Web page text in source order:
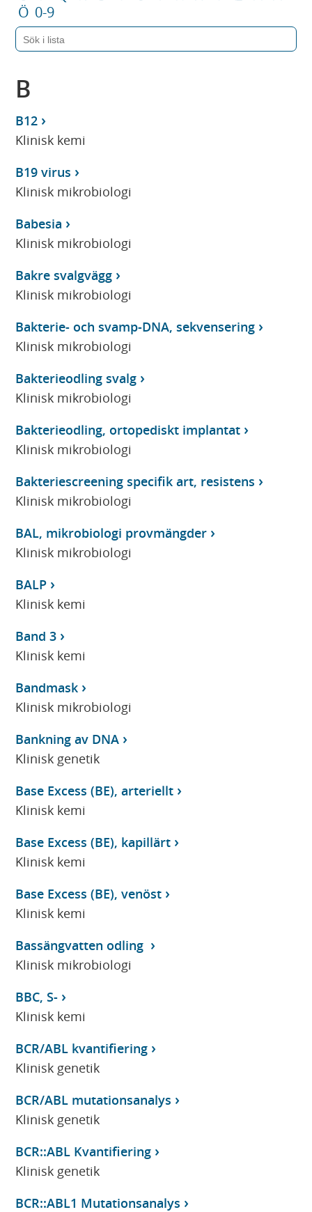
Ö 0-9
B
B12
Klinisk kemi
B19 virus
Klinisk mikrobiologi
Babesia
Klinisk mikrobiologi
Bakre svalgvägg
Klinisk mikrobiologi
Bakterie- och svamp-DNA, sekvensering
Klinisk mikrobiologi
Bakterieodling svalg
Klinisk mikrobiologi
Bakterieodling, ortopediskt implantat
Klinisk mikrobiologi
Bakteriescreening specifik art, resistens
Klinisk mikrobiologi
BAL, mikrobiologi provmängder
Klinisk mikrobiologi
BALP
Klinisk kemi
Band 3
Klinisk kemi
Bandmask
Klinisk mikrobiologi
Bankning av DNA
Klinisk genetik
Base Excess (BE), arteriellt
Klinisk kemi
Base Excess (BE), kapillärt
Klinisk kemi
Base Excess (BE), venöst
Klinisk kemi
Bassängvatten odling
Klinisk mikrobiologi
BBC, S-
Klinisk kemi
BCR/ABL kvantifiering
Klinisk genetik
BCR/ABL mutationsanalys
Klinisk genetik
BCR::ABL Kvantifiering
Klinisk genetik
BCR::ABL1 Mutationsanalys